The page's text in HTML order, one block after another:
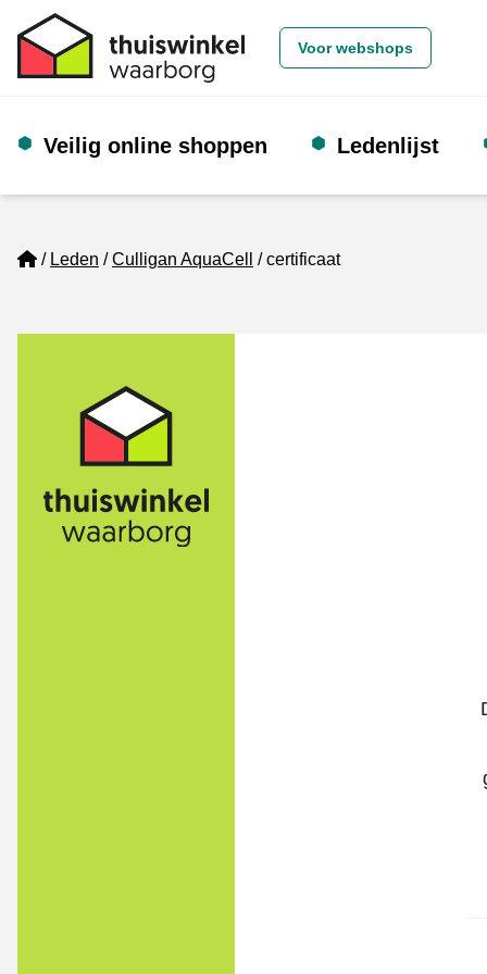
Voor webshops
Veilig online shoppen Ledenlijst
Home
Leden Culligan AquaCell certificaat